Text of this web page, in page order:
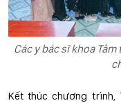
Các y bác sĩ khoa
Kết thúc chương trình,